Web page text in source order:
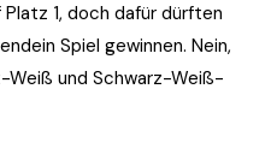
1, doch dafür dürften
Spiel gewinnen. Nein,
Weiß und Schwarz-Weiß-